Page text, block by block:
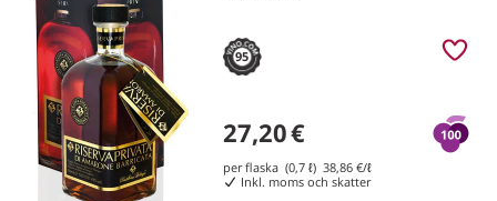
95
27,20€
per flaska (0,7 ℓ) 38,86€/ℓ
Inkl. moms och skatter